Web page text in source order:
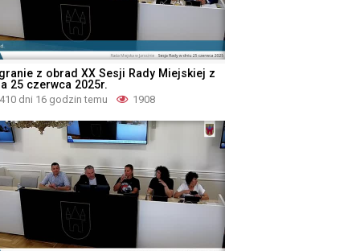
z obrad XX Sesji Rady Miejskiej z
25 czerwca 2025r.
410 dni 16 godzin temu 1908